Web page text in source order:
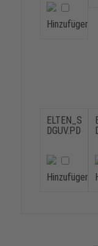
Hinzufügen
DGUV.PDF
Hinzufügen